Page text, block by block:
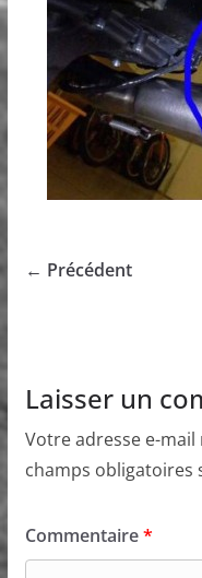
← Précédent
Laisser un
Votre adresse e-mail
champs obligatoires
Commentaire*